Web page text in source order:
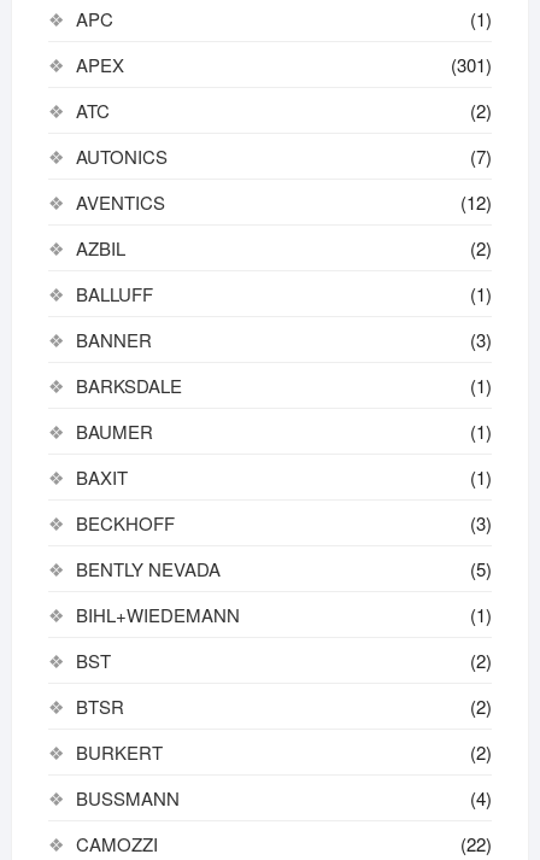
APC
(1)
APEX
(301)
ATC
(2)
AUTONICS
(7)
AVENTICS
(12)
AZBIL
(2)
BALLUFF
(1)
BANNER
(3)
BARKSDALE
(1)
BAUMER
(1)
BAXIT
(1)
BECKHOFF
(3)
BENTLY NEVADA
(5)
BIHL+WIEDEMANN
(1)
BST
(2)
BTSR
(2)
BURKERT
(2)
BUSSMANN
(4)
CAMOZZI
(22)